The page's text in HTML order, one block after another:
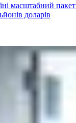
масштабний пакет
доларів